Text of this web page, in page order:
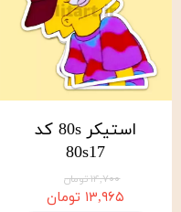
استیکر 80s کد
80s17
۱۴,۷۰۰ تومان
۱۳,۹۶۵ تومان